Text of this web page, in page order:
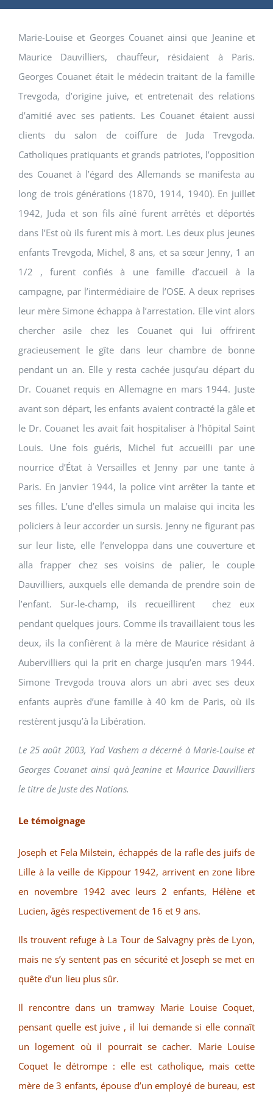
Marie-Louise et Georges Couanet ainsi que Jeanine et
Maurice Dauvilliers, chauffeur, résidaient à Paris.
Georges Couanet était le médecin traitant de la famille
Trevgoda, d’origine juive, et entretenait des relations
d’amitié avec ses patients. Les Couanet étaient aussi
clients du salon de coiffure de Juda Trevgoda.
Catholiques pratiquants et grands patriotes, l’opposition
des Couanet à l’égard des Allemands se manifesta au
long de trois générations (1870, 1914, 1940). En juillet
1942, Juda et son fils aîné furent arrêtés et déportés
dans l’Est où ils furent mis à mort. Les deux plus jeunes
enfants Trevgoda, Michel, 8 ans, et sa sœur Jenny, 1 an
1/2 , furent confiés à une famille d’accueil à la
campagne, par l’intermédiaire de l’OSE. A deux reprises
leur mère Simone échappa à l’arrestation. Elle vint alors
chercher asile chez les Couanet qui lui offrirent
gracieusement le gîte dans leur chambre de bonne
pendant un an. Elle y resta cachée jusqu’au départ du
Dr. Couanet requis en Allemagne en mars 1944. Juste
avant son départ, les enfants avaient contracté la gâle et
le Dr. Couanet les avait fait hospitaliser à l’hôpital Saint
Louis. Une fois guéris, Michel fut accueilli par une
nourrice d’État à Versailles et Jenny par une tante à
Paris. En janvier 1944, la police vint arrêter la tante et
ses filles. L’une d’elles simula un malaise qui incita les
policiers à leur accorder un sursis. Jenny ne figurant pas
sur leur liste, elle l’enveloppa dans une couverture et
alla frapper chez ses voisins de palier, le couple
Dauvilliers, auxquels elle demanda de prendre soin de
l’enfant. Sur-le-champ, ils recueillirent chez eux
pendant quelques jours. Comme ils travaillaient tous les
deux, ils la confièrent à la mère de Maurice résidant à
Aubervilliers qui la prit en charge jusqu’en mars 1944.
Simone Trevgoda trouva alors un abri avec ses deux
enfants auprès d’une famille à 40 km de Paris, où ils
restèrent jusqu’à la Libération.
Le 25 août 2003, Yad Vashem a décerné à Marie-Louise et
Georges Couanet ainsi quà Jeanine et Maurice Dauvilliers
le titre de Juste des Nations.
Le témoignage
Joseph et Fela Milstein, échappés de la rafle des juifs de
Lille à la veille de Kippour 1942, arrivent en zone libre
en novembre 1942 avec leurs 2 enfants, Hélène et
Lucien, âgés respectivement de 16 et 9 ans.
Ils trouvent refuge à La Tour de Salvagny près de Lyon,
mais ne s’y sentent pas en sécurité et Joseph se met en
quête d’un lieu plus sûr.
Il rencontre dans un tramway Marie Louise Coquet,
pensant quelle est juive , il lui demande si elle connaît
un logement où il pourrait se cacher. Marie Louise
Coquet le détrompe : elle est catholique, mais cette
mère de 3 enfants, épouse d’un employé de bureau, est